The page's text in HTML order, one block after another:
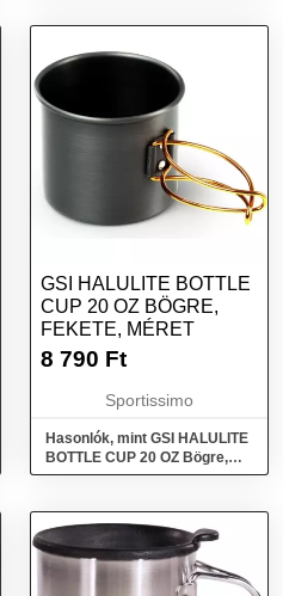
GSI HALULITE BOTTLE
CUP 20 OZ BÖGRE,
FEKETE, MÉRET
8 790 Ft
Sportissimo
Hasonlók, mint GSI HALULITE
BOTTLE CUP 20 OZ Bögre,
fekete, méret